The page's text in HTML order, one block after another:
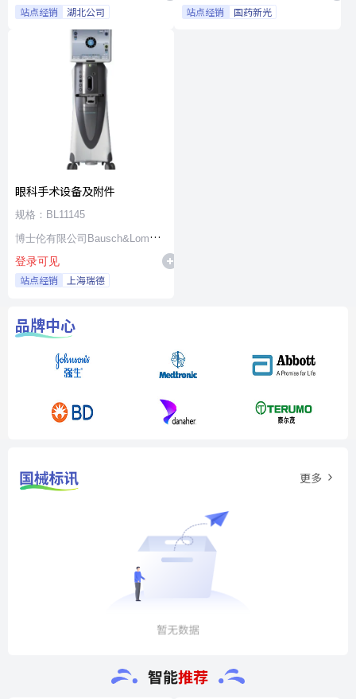
站点经销 湖北公司 站点经销 国药新光
眼科手术设备及附件
规格：BL11145
博士伦有限公司Bausch&Lomb
Incorporated
登录可见
站点经销 上海瑞德
品牌中心